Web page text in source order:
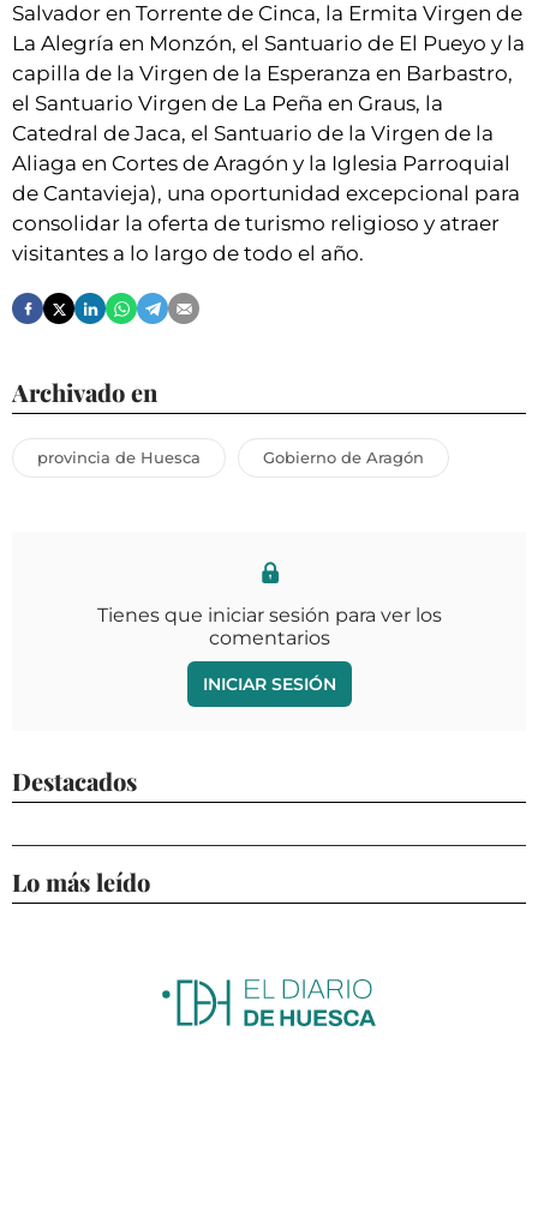
Salvador en Torrente de Cinca, la Ermita Virgen de
La Alegría en Monzón, el Santuario de El Pueyo y la
capilla de la Virgen de la Esperanza en Barbastro,
el Santuario Virgen de La Peña en Graus, la
Catedral de Jaca, el Santuario de la Virgen de la
Aliaga en Cortes de Aragón y la Iglesia Parroquial
de Cantavieja), una oportunidad excepcional para
consolidar la oferta de turismo religioso y atraer
visitantes a lo largo de todo el año.
Archivado en
provincia de Huesca Gobierno de Aragón
Tienes que iniciar sesión para ver los
comentarios
INICIAR SESIÓN
Destacados
Lo más leído